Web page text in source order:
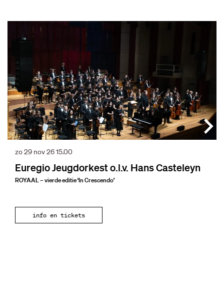
Euregio Jeugdorkest o.l.v. Hans Casteleyn
ROYAAL – vierde editie ‘In Crescendo’
zo 29 nov 2615.00
info en tickets